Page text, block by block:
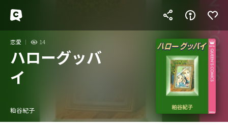
恋愛 14
ハローグッバ
イ
粕谷紀子